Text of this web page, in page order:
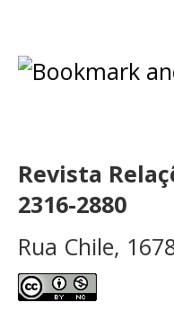
Revista
2316-2880
Rua Chile,